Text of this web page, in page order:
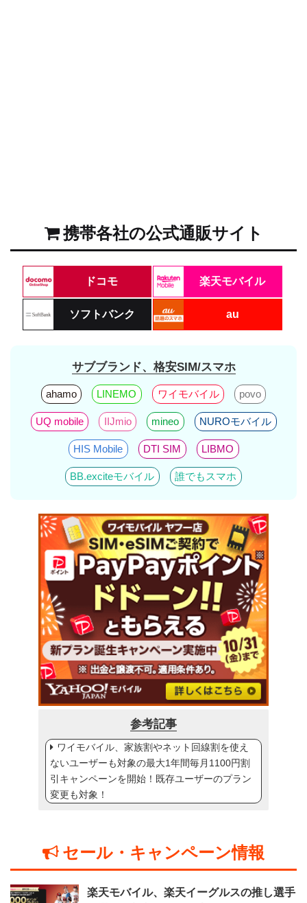
携帯各社の公式通販サイト
ドコモ 楽天モバイル
ソフトバンク au
サブブランド、格安SIM/スマホ
ahamo LINEMO ワイモバイル povo
UQ mobile IIJmio mineo NUROモバイル
HIS Mobile DTI SIM LIBMO
BB.exciteモバイル 誰でもスマホ
参考記事
ワイモバイル、家族割やネット回線割を使え
ないユーザーも対象の最大1年間毎月1100円割
引キャンペーンを開始！既存ユーザーのプラン
変更も対象！
セール・キャンペーン情報
楽天モバイル、楽天イーグルスの推し選手